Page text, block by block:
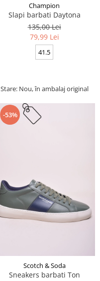
Champion
Slapi barbati Daytona
135,00 Lei
79,99 Lei
41.5
Stare: Nou, în ambalaj original
-53%
Scotch & Soda
Sneakers barbati Ton